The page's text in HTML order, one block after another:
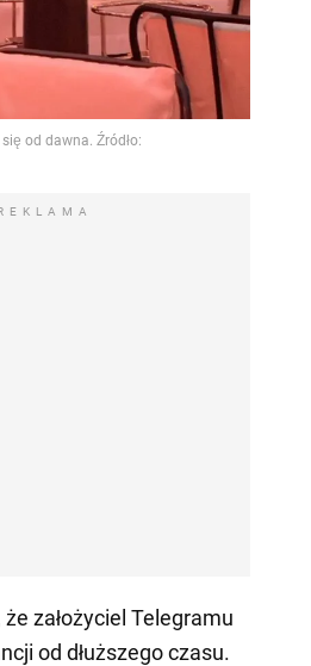
założyciel Telegramu
od dłuższego czasu.